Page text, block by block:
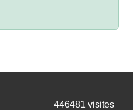
446481 visites